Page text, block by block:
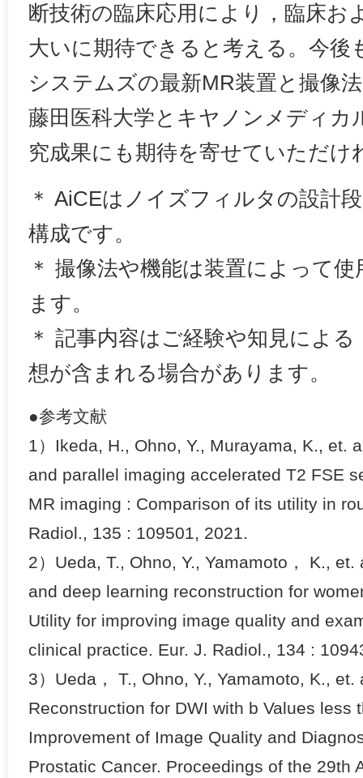
断技術の臨床応用により，臨床お
大いに期待できると考える。今後
システムズの最新MR装置と撮像
藤田医科大学とキヤノンメディカ
究成果にも期待を寄せていただけ
＊ AiCEはノイズフィルタの設計
構成です。
＊ 撮像法や機能は装置によって
ます。
＊ 記事内容はご経験や知見によ
想が含まれる場合があります。
●参考文献
1）Ikeda, H., Ohno, Y., Murayama, K., et.
and parallel imaging accelerated T2 FSE
MR imaging : Comparison of its utility in
Radiol., 135 : 109501, 2021.
2）Ueda, T., Ohno, Y., Yamamoto， K.,
and deep learning reconstruction for
Utility for improving image quality and
clinical practice. Eur. J. Radiol., 134 :
3）Ueda， T., Ohno, Y., Yamamoto, K.,
Reconstruction for DWI with b Values less
Improvement of Image Quality and
Prostatic Cancer. Proceedings of the 29th